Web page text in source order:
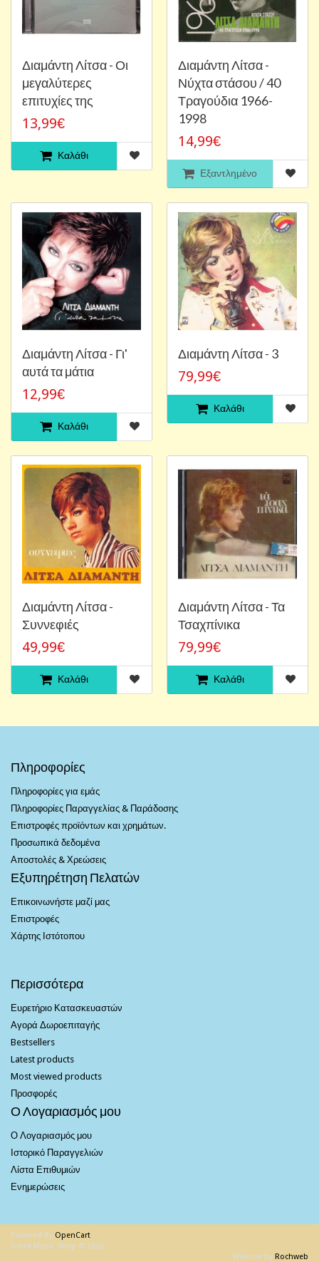
Διαμάντη Λίτσα - Οι
μεγαλύτερες
επιτυχίες της
13,99€
Καλάθι
Διαμάντη Λίτσα -
Νύχτα στάσου / 40
Τραγούδια 1966-
1998
14,99€
Εξαντλημένο
Διαμάντη Λίτσα - Γι'
αυτά τα μάτια
12,99€
Καλάθι
Διαμάντη Λίτσα - 3
79,99€
Καλάθι
Διαμάντη Λίτσα -
Συννεφιές
49,99€
Καλάθι
Διαμάντη Λίτσα - Τα
Τσαχπίνικα
79,99€
Καλάθι
Πληροφορίες
Πληροφορίες για εμάς
Πληροφορίες Παραγγελίας & Παράδοσης
Επιστροφές προϊόντων και χρημάτων.
Προσωπικά δεδομένα
Αποστολές & Χρεώσεις
Εξυπηρέτηση Πελατών
Επικοινωνήστε μαζί μας
Επιστροφές
Χάρτης Ιστότοπου
Περισσότερα
Ευρετήριο Κατασκευαστών
Αγορά Δωροεπιταγής
Bestsellers
Latest products
Most viewed products
Προσφορές
Ο Λογαριασμός μου
Ο Λογαριασμός μου
Ιστορικό Παραγγελιών
Λίστα Επιθυμιών
Ενημερώσεις
Powered By OpenCart
Greek Music Shop © 2026
Website by Rochweb